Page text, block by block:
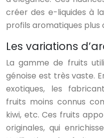
créer des e-liquides à
profils aromatiques plus
Les variations
La gamme de fruits
génoise est très vaste.
exotiques, les
fruits moins connus
kiwi, etc. Ces fruits
originales, qui